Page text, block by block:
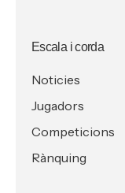
Escala i corda
Noticies
Jugadors
Competicions
Rànquing